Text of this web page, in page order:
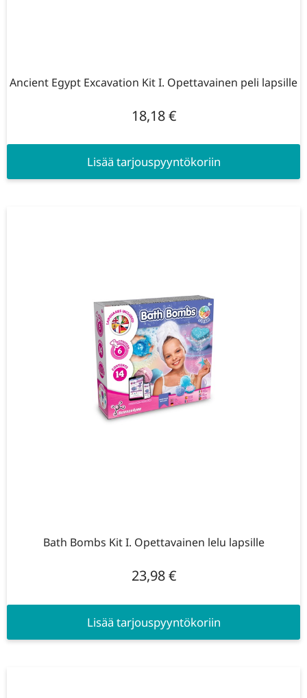
Ancient Egypt Excavation Kit I. Opettavainen peli lapsille
18,18€
Lisää tarjouspyyntökoriin
Bath Bombs Kit I. Opettavainen lelu lapsille
23,98€
Lisää tarjouspyyntökoriin